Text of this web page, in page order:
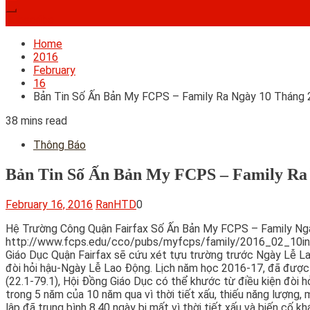
Home
2016
February
16
Bản Tin Số Ấn Bản My FCPS – Family Ra Ngày 10
38 mins read
Thông Báo
Bản Tin Số Ấn Bản My FCPS – Family
February 16, 2016 RanHTD0
Hệ Trường Công Quận Fairfax Số Ấn Bản My FCPS – Family Ngày 10 Tháng 2, 2016 Ghi Chú của Chủ Bút: Bản trực tuyến nguyên văn của tập tin My FCPS – Family có thể tìm được tại http://www.fcps.edu/cco/pubs/myfcps/family/2016_02_10index.shtml. Hội Đồng Giáo Dục Quận Fairfax Cứu Xét Tựu Trường Trước Ngày Lễ Lao Động cho Năm Học 2017-18 Hội Đồng Giáo Dục Quận Fairfax sẽ cứu xét tựu trường trước Ngày Lễ Lao Động cho năm học 2017-18, hiện nay Hệ Trường Công Quận Fairfax (FCPS) hội đủ điều kiện cho một bãi miễn khỏi điều kiện đòi hỏi hậu-Ngày Lễ Lao Động. Lịch năm học 2016-17, đã được thông qua vào Tháng Chạp, vẫn còn hiệu lực và chỉ định ngày Thứ Ba 6 Tháng 9, là ngày tựu trường. Theo Bộ Luật của Virginia (22.1-79.1), Hội Đồng Giáo Dục có thể khước từ điều kiện đòi hỏi của tiểu bang để khai giảng trường sau Ngày Lễ Lao Động nếu một hệ trường công lập đóng cửa trung bình 8 ngày mỗi năm trong 5 năm của 10 năm qua vì thời tiết xấu, thiếu năng lượng, mất điện, hay tình huống khẩn cấp khác. FCPS hội đủ điều kiện cho sự bãi miễn vì trong 5 năm của 10 năm qua, hệ trường công lập đã trung bình 8,40 ngày bị mất vì thời tiết xấu và biến cố khác. Căn cứ trên trung bình hiện nay của những ngày bị mất, giải pháp chọn bãi miễn sẽ tiếp tục ít nhất cho đến hết năm học 2019-20. Hội Đồng Giáo Dục sẽ thảo luận vấn đề tại kỳ họp công tác tương lai và trước khi biểu quyết, sẽ thu thập sự góp ý phản hồi từ các phụ huynh, giáo viên, và thành viên cộng đồng. Hội Đồng Giáo Dục Quận Fairfax Thông Qua Ngân Sách Quảng Bá $2,67 Tỷ cho Tài Khóa 2017 Hội Đồng Giáo Dục Quận Fairfax đã thông qua Ngân Sách Quảng Bá $2,67 tỷ cho năm học 2016-17 (Tài Khóa 2017), một gia tăng 4,80 phần trăm, hay $121,40 triệu, từ Ngân Sách Đã Chấp Thuận cho Tài Khóa 2016. Ngân sách cho Tài Khóa 2017 bao gồm một gia tăng lương bổng (nấc bậc lương và một phần trăm điều chỉnh theo thang bậc thị trường) cho tất cả nhân viên, thêm $40 triệu để nâng cao lương bổng giáo viên và làm cho mức lương có sức cạnh tranh hơn, và tài khoản để giảm sỹ số lớp học trong các trường tiểu học. “Ngân sách chủ yếu là ghi nhận những giá trị, và Ngân Sách Quảng Bá phản ảnh sự hỗ trợ vững chắc của cộng đồng nầy cho các trường công lập ưu hạng,” Chủ Tịch Hội Đồng Giáo Dục Pat Hynes nói. “Bao gồm việc lên lương thiết yếu cho các giáo viên, bắt đầu giải quyết sỹ số lớp học và, quan trọng hơn hết, đề nghị không cắt bớt những chương trình thượng hạng mà chúng ta trông đợi ở Hệ Trường Công Quận Fairfax.” Thêm chi tiết về việc tham gia vào tiến trình ngân sách Tài Khóa 2017 và toàn bộ lịch trình ngân sách có sẵn trực tuyến tại http://www.fcps.edu/news/fy2017.shtml. Những Buổi Họp Thu Thập Ý Kiến Tới của Tổng Giám Đốc Học Vụ Được Tổ Chức Ngày 17 Tháng 2 tại Trường Trung Học Annandale, Ngày 23 Tháng 2 tại Trường Trung Học South County Tổng Giám Đốc Học Vụ Karen K. Garza mời gọi các học sinh, phụ huynh, nhân viên, và thành viên cộng đồng tham gia vào bất cứ những buổi họp Thu Thập Ý Kiến 2016 nào sắp tới. Những buổi họp tới sẽ được tổ chức lúc 6:30 tối vào ngày Thứ Tư 17 tháng 2, tại Trường Trung Học Annandale, và Thứ Ba 23 tháng 2, tại Trường Trung Học South County. Bà Garza, có các phụ tá tổng giám đốc học vụ vùng đi cùng, sẽ cung cấp cập nhật về ngân sách, Kế Hoạch Sách Lược, những sáng kiến lớp học, và sự việc xảy ra khác tại FCPS và lắng nghe những ý kiến, điều nhận xét,